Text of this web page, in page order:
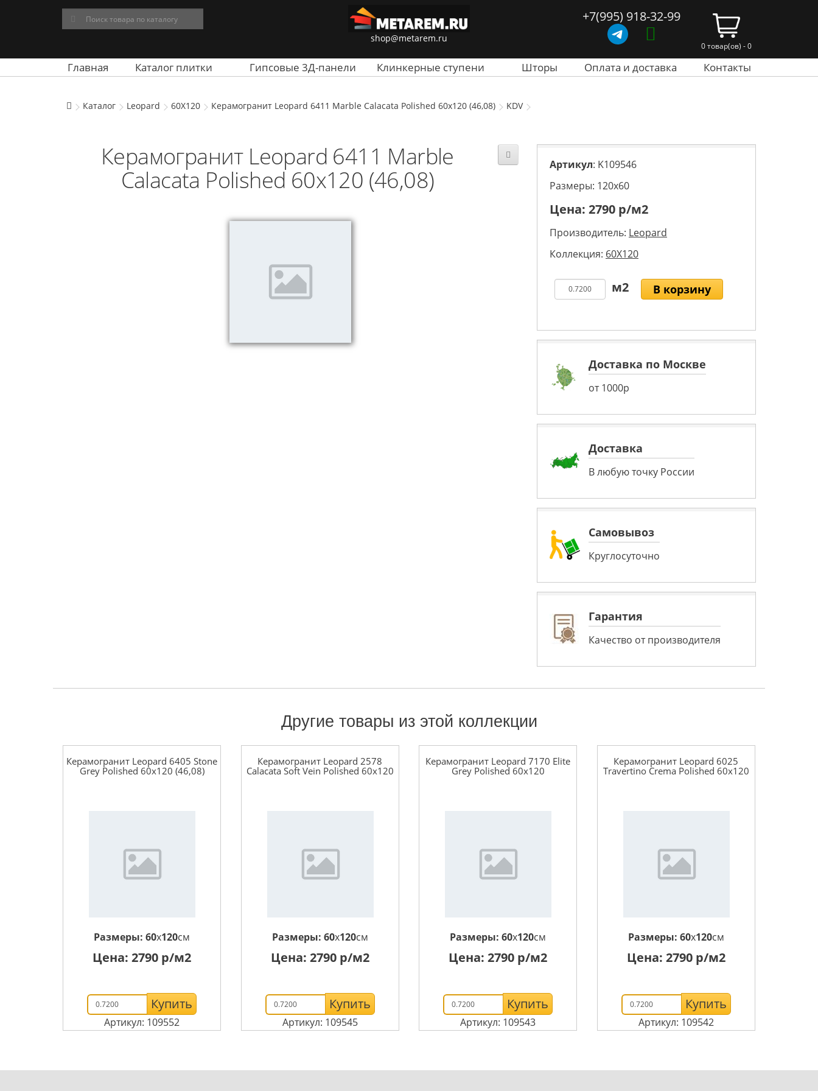
shop@metarem.ru
+7(995) 918-32-99
0 товар(ов) - 0
Главная Каталог плитки Гипсовые 3Д-панели Клинкерные ступени Шторы Оплата и доставка Контакты
Каталог Leopard 60X120 Керамогранит Leopard 6411 Marble Calacata Polished 60x120 (46,08) KDV
Керамогранит Leopard 6411 Marble
Calacata Polished 60x120 (46,08)
Артикул: K109546
Размеры: 120х60
Цена: 2790 р/м2
Производитель: Leopard
Коллекция: 60X120
В корзину
Доставка по Москве
от 1000р
Доставка
В любую точку России
Самовывоз
Круглосуточно
Гарантия
Качество от производителя
Другие товары из этой коллекции
Керамогранит Leopard 6405 Stone
Grey Polished 60x120 (46,08)
Размеры:60x120см
Цена:2790 р/м2
Купить
Артикул: 109552
Керамогранит Leopard 2578
Calacata Soft Vein Polished 60x120
Размеры: 60x120см
Цена: 2790р/м2
Купить
Артикул: 109545
Керамогранит Leopard 7170 Elite
Grey Polished 60x120
Размеры:60x120см
Цена:2790 р/м2
Купить
Артикул: 109543
Керамогранит Leopard 6025
Travertino Crema Polished 60x120
Размеры: 60x120см
Цена: 2790р/м2
Купить
Артикул: 109542